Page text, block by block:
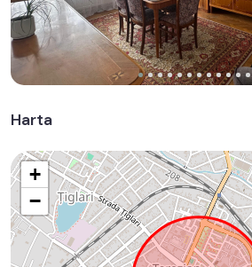
Harta
+
−